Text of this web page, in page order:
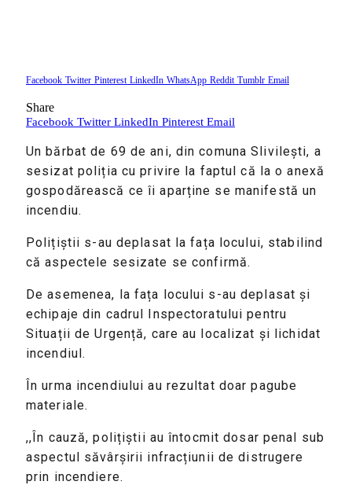
Facebook Twitter Pinterest LinkedIn WhatsApp Reddit Tumblr Email
Share
Facebook Twitter LinkedIn Pinterest Email
Un bărbat de 69 de ani, din comuna Slivilești, a
sesizat poliția cu privire la faptul că la o anexă
gospodărească ce îi aparține se manifestă un
incendiu.
Polițiștii s-au deplasat la fața locului, stabilind
că aspectele sesizate se confirmă.
De asemenea, la fața locului s-au deplasat și
echipaje din cadrul Inspectoratului pentru
Situații de Urgență, care au localizat și lichidat
incendiul.
În urma incendiului au rezultat doar pagube
materiale.
,,În cauză, polițiștii au întocmit dosar penal sub
aspectul săvârșirii infracțiunii de distrugere
prin incendiere.